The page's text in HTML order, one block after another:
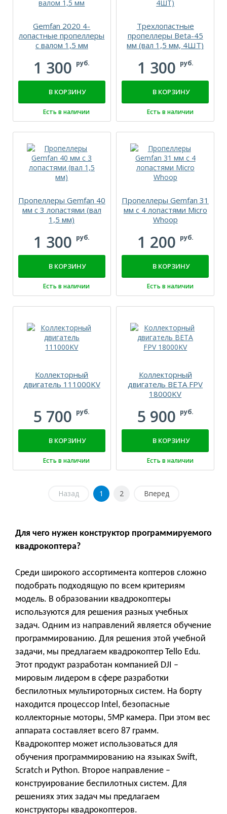
Gemfan 2020 4-
лопастные пропеллеры
с валом 1,5 мм
1 300 руб.
В КОРЗИНУ
Есть в наличии
Трехлопастные
пропеллеры Beta-45
мм (вал 1,5 мм, 4ШТ)
1 300 руб.
В КОРЗИНУ
Есть в наличии
Пропеллеры Gemfan 40
мм с 3 лопастями (вал
1,5 мм)
1 300 руб.
В КОРЗИНУ
Есть в наличии
Пропеллеры Gemfan 31
мм с 4 лопастями Micro
Whoop
1 200 руб.
В КОРЗИНУ
Есть в наличии
Коллекторный
двигатель 111000KV
5 700 руб.
В КОРЗИНУ
Есть в наличии
Коллекторный
двигатель BETA FPV
18000KV
5 900 руб.
В КОРЗИНУ
Есть в наличии
Назад 1 2 Вперед
Для чего нужен конструктор программируемого
квадрокоптера?
Среди широкого ассортимента коптеров сложно
подобрать подходящую по всем критериям
модель. В образовании квадрокоптеры
используются для решения разных учебных
задач. Одним из направлений является обучение
программированию. Для решения этой учебной
задачи, мы предлагаем квадрокоптер Tello Edu.
Этот продукт разработан компанией DJI –
мировым лидером в сфере разработки
беспилотных мультироторных систем. На борту
находится процессор Intel, безопасные
коллекторные моторы, 5MP камера. При этом вес
аппарата составляет всего 87 грамм.
Квадрокоптер может использоваться для
обучения программированию на языках Swift,
Scratch и Python. Второе направление –
конструирование беспилотных систем. Для
решениях этих задач мы предлагаем
конструкторы квадрокоптеров.